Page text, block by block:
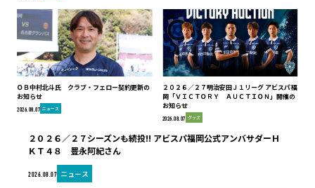
ＯＢ中村北斗氏 クラブ・フェロー契約更新の
お知らせ
2026.08.07 ニュース
２０２６／２７明治安田Ｊ１リーグ アビスパ福
岡「ＶＩＣＴＯＲＹ ＡＵＣＴＩＯＮ」開催の
お知らせ
2026.08.07 グッズ
2026.08.07 ニュース
２０２６／２７シーズンも続投!! アビスパ福岡公式アンバサダーＨ
ＫＴ４８ 豊永阿紀さん